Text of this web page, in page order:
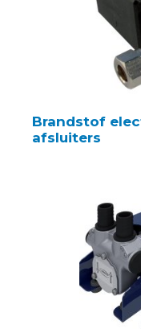
Brandstof
afsluiters